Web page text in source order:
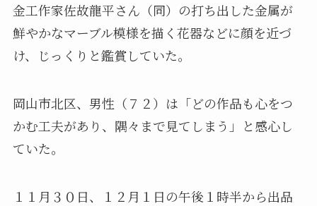
金工作家佐故龍平さん（同）の打ち出した金属が
鮮やかなマーブル模様を描く花器などに顔を近づ
け、じっくりと鑑賞していた。
岡山市北区、男性（７２）は「どの作品も心をつ
かむ工夫があり、隅々まで見てしまう」と感心し
ていた。
１１月３０日、１２月１日の午後１時半から出品